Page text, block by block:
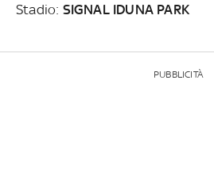
Stadio: SIGNAL IDUNA PARK
PUBBLICITÀ